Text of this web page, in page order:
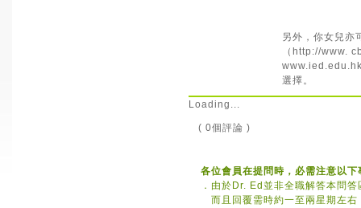
另外，你女兒亦
（http://www.
選擇。
Loading...
( 0個評論 )
各位會員在提問時，必需注意以下
． 由於Dr. Ed並非全職解答本問
而且回覆需時約一至兩星期左右